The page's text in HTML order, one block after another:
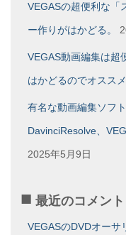
VEGASの超便利な「
ー作りがはかどる。
VEGAS動画編集は超
はかどるのでオススメ
有名な動画編集ソフ
DavinciResolve、
2025年5月9日
最近のコメント
VEGASのDVDオー